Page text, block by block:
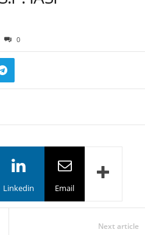
0
Linkedin Email
Next article